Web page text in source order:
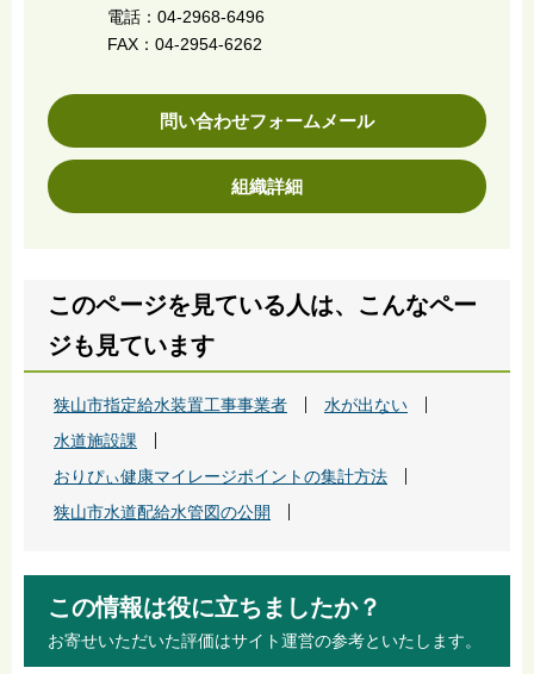
電話：04-2968-6496
FAX：04-2954-6262
問い合わせフォームメール
組織詳細
このページを見ている人は、こんなペー
ジも見ています
狭山市指定給水装置工事事業者
水が出ない
水道施設課
おりぴぃ健康マイレージポイントの集計方法
狭山市水道配給水管図の公開
この情報は役に立ちましたか？
お寄せいただいた評価はサイト運営の参考といたします。